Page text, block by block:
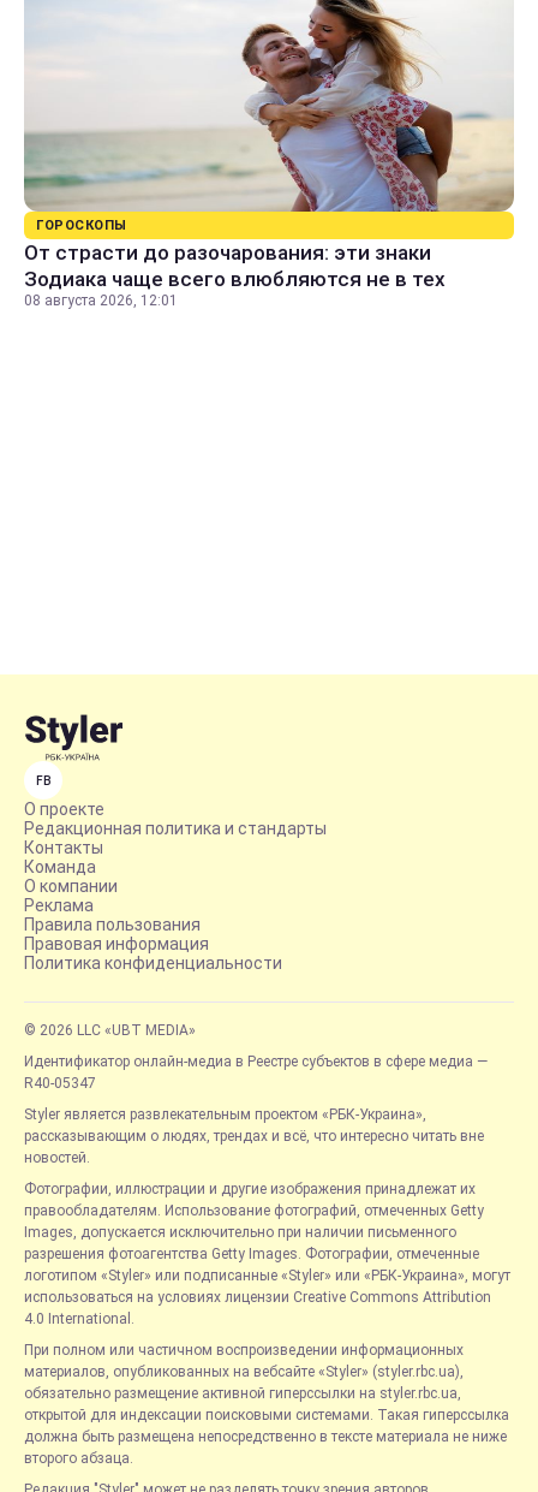
ГОРОСКОПЫ
От страсти до разочарования: эти знаки
Зодиака чаще всего влюбляются не в тех
08 августа 2026, 12:01
FB
О проекте
Редакционная политика и стандарты
Контакты
Команда
О компании
Реклама
Правила пользования
Правовая информация
Политика конфиденциальности
© 2026 LLC «UBT MEDIA»
Идентификатор онлайн-медиа в Реестре субъектов в сфере медиа —
R40-05347
Styler является развлекательным проектом «РБК-Украина»,
рассказывающим о людях, трендах и всё, что интересно читать вне
новостей.
Фотографии, иллюстрации и другие изображения принадлежат их
правообладателям. Использование фотографий, отмеченных Getty
Images, допускается исключительно при наличии письменного
разрешения фотоагентства Getty Images. Фотографии, отмеченные
логотипом «Styler» или подписанные «Styler» или «РБК-Украина», могут
использоваться на условиях лицензии Creative Commons Attribution
4.0 International.
При полном или частичном воспроизведении информационных
материалов, опубликованных на вебсайте «Styler» (styler.rbc.ua),
обязательно размещение активной гиперссылки на styler.rbc.ua,
открытой для индексации поисковыми системами. Такая гиперссылка
должна быть размещена непосредственно в тексте материала не ниже
второго абзаца.